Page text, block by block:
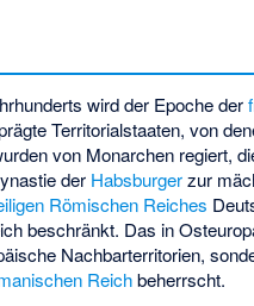
wird der Epoche der
Territorialstaaten, von
von Monarchen regiert,
der Habsburgerzur
Römischen Reiches
beschränkt. Das in
Nachbarterritorien,
Reichbeherrscht.